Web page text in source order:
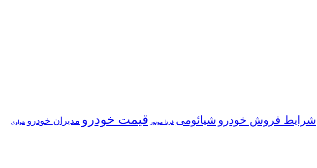
شرایط فروش خودرو شیائومی فردا موتور قیمت خودرو مدیران خودرو هواوی